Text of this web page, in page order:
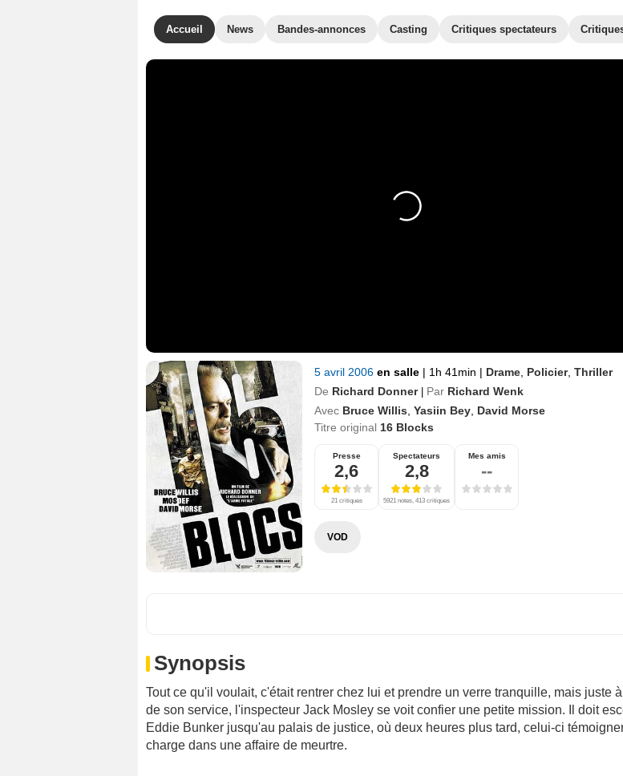
Accueil News Bandes-annonces Casting Critiques spectateurs
5 avril 2006 en salle | 1h 41min | Drame Policier, Thriller
De Richard Donner | Par Richard Wenk
Avec Bruce Willis Yasiin Bey David Morse
Titre original 16 Blocks
Presse
2,6
21 critiques
Spectateurs
2,8
5921 notes, 413 critiques
Mes amis
--
VOD
Synopsis
Tout ce qu'il voulait, c'était rentrer chez lui et prendre un verre tranquille, mais juste
de son service, l'inspecteur Jack Mosley se voit confier une petite mission. Il doit
Eddie Bunker jusqu'au palais de justice, où deux heures plus tard, celui-ci
charge dans une affaire de meurtre.